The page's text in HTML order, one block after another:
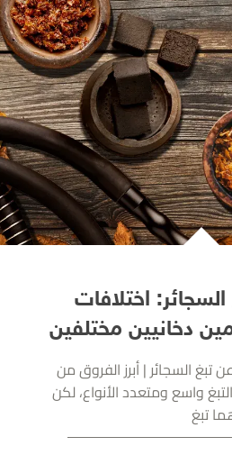
اختلافات
دخانيين مختلفين
| أبرز الفروق من
واسع ومتعدد الأنواع، لكن